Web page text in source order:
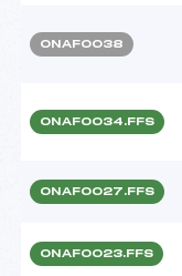
ONAF0038
ONAF0034.FFS
ONAF0027.FFS
ONAF0023.FFS